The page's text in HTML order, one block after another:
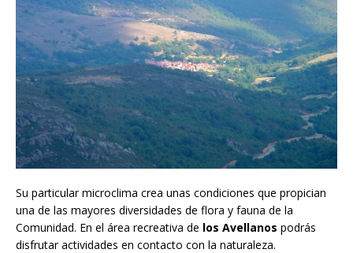
Su particular microclima crea unas condiciones que propician
una de las mayores diversidades de flora y fauna de la
Comunidad. En el área recreativa de los Avellanos podrás
disfrutar actividades en contacto con la naturaleza.